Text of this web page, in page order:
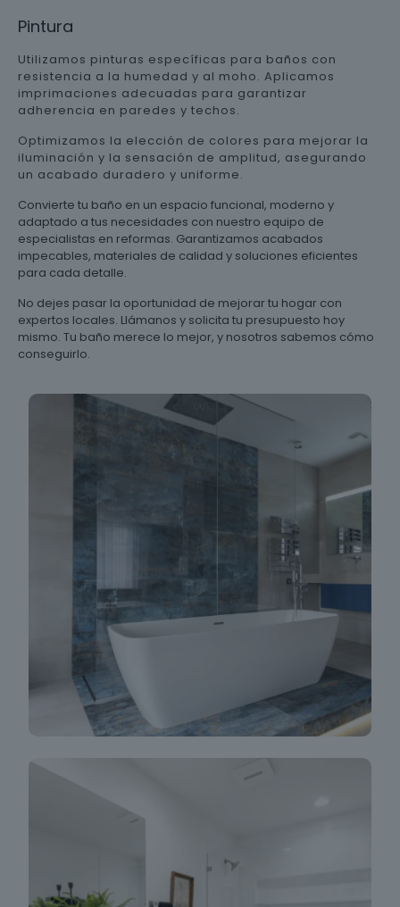
Pintura
Utilizamos pinturas específicas para baños con
resistencia a la humedad y al moho. Aplicamos
imprimaciones adecuadas para garantizar
adherencia en paredes y techos.
Optimizamos la elección de colores para mejorar la
iluminación y la sensación de amplitud, asegurando
un acabado duradero y uniforme.
Convierte tu baño en un espacio funcional, moderno y
adaptado a tus necesidades con nuestro equipo de
especialistas en reformas. Garantizamos acabados
impecables, materiales de calidad y soluciones eficientes
para cada detalle.
No dejes pasar la oportunidad de mejorar tu hogar con
expertos locales. Llámanos y solicita tu presupuesto hoy
mismo. Tu baño merece lo mejor, y nosotros sabemos cómo
conseguirlo.